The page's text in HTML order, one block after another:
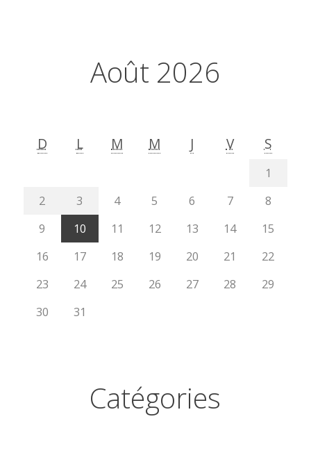
Août 2026
D L M M J V S
1
2
3 4 5 6 7
8
9
10 11 12 13 14
15
16
17 18 19 20 21
22
23
24 25 26 27 28
29
30
31
Catégories